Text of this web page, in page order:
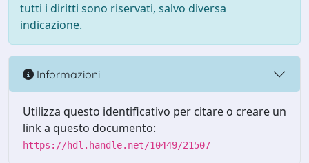
tutti i diritti sono riservati, salvo diversa
indicazione.
Informazioni
Utilizza questo identificativo per citare o creare un
link a questo documento:
https://hdl.handle.net/10449/21507